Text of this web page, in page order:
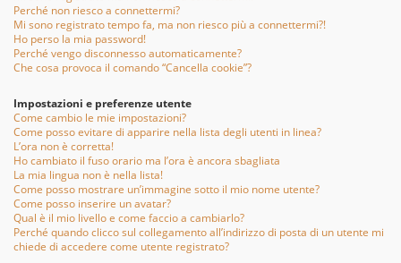
Perché non riesco a connettermi?
Mi sono registrato tempo fa, ma non riesco più a connettermi?!
Ho perso la mia password!
Perché vengo disconnesso automaticamente?
Che cosa provoca il comando “Cancella cookie”?
Impostazioni e preferenze utente
Come cambio le mie impostazioni?
Come posso evitare di apparire nella lista degli utenti in linea?
L’ora non è corretta!
Ho cambiato il fuso orario ma l’ora è ancora sbagliata
La mia lingua non è nella lista!
Come posso mostrare un’immagine sotto il mio nome utente?
Come posso inserire un avatar?
Qual è il mio livello e come faccio a cambiarlo?
Perché quando clicco sul collegamento all’indirizzo di posta di un utente mi
chiede di accedere come utente registrato?